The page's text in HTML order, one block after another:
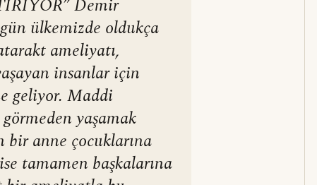
Demir
ülkemizde oldukça
ameliyatı,
insanlar için
geliyor. Maddi
yaşamak
bir anne çocuklarına
tamamen başkalarına